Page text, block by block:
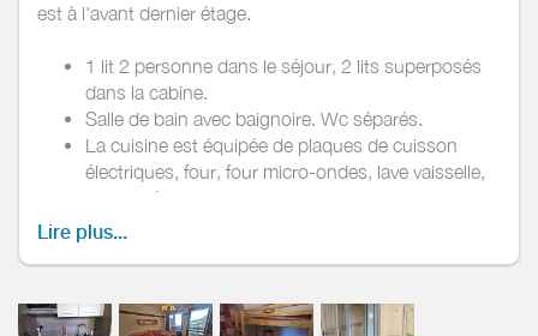
est à l'avant dernier étage.
1 lit 2 personne dans le séjour, 2 lits superposés
dans la cabine.
Salle de bain avec baignoire. Wc séparés.
La cuisine est équipée de plaques de cuisson
électriques, four, four micro-ondes, lave vaisselle,
apparail à raclette.
TV avec lecteur DVD
WIFI, payant.
Lire plus...